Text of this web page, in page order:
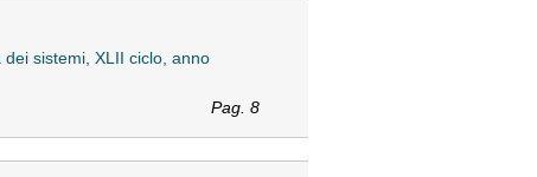
sistemi, XLII ciclo, anno
Pag. 8